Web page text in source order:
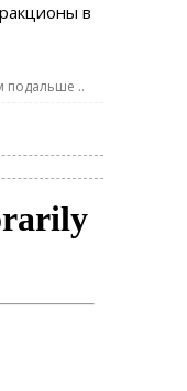
в
подальше ..